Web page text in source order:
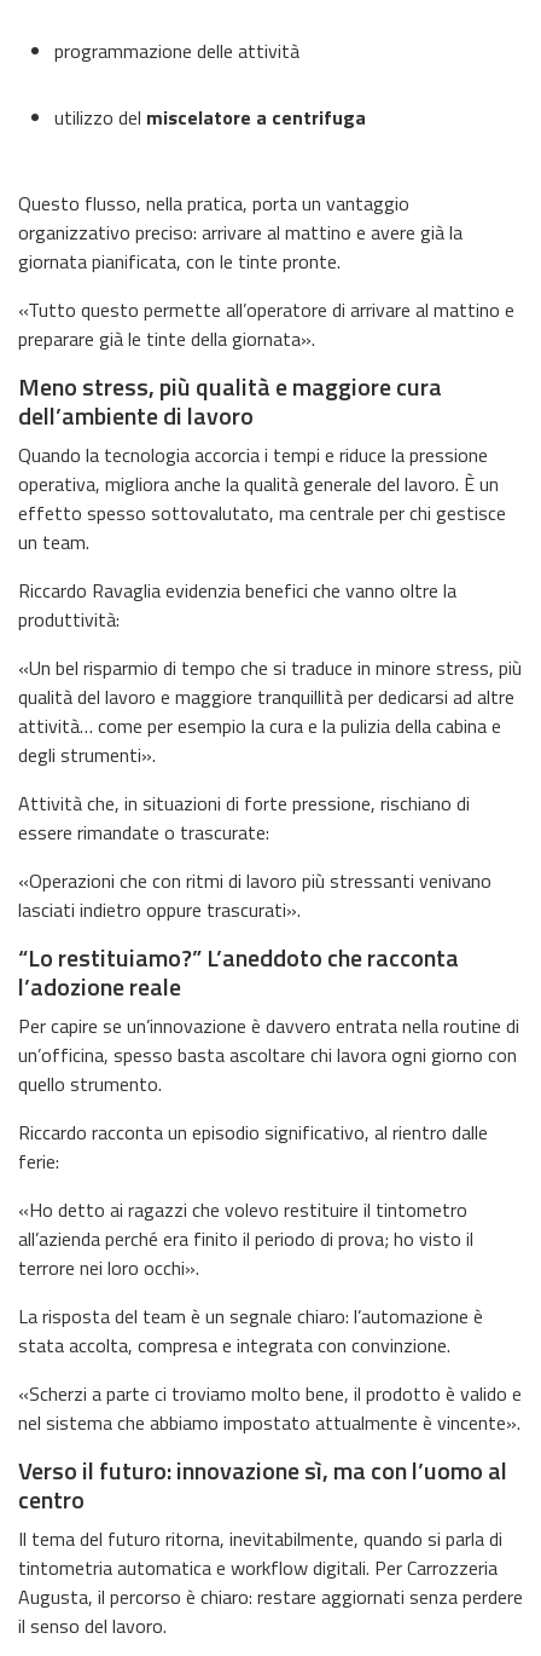
programmazione delle attività
utilizzo del miscelatore a centrifuga
Questo flusso, nella pratica, porta un vantaggio
organizzativo preciso: arrivare al mattino e avere già la
giornata pianificata, con le tinte pronte.
«Tutto questo permette all’operatore di arrivare al mattino e
preparare già le tinte della giornata».
Meno stress, più qualità e maggiore cura
dell’ambiente di lavoro
Quando la tecnologia accorcia i tempi e riduce la pressione
operativa, migliora anche la qualità generale del lavoro. È un
effetto spesso sottovalutato, ma centrale per chi gestisce
un team.
Riccardo Ravaglia evidenzia benefici che vanno oltre la
produttività:
«Un bel risparmio di tempo che si traduce in minore stress, più
qualità del lavoro e maggiore tranquillità per dedicarsi ad altre
attività… come per esempio la cura e la pulizia della cabina e
degli strumenti».
Attività che, in situazioni di forte pressione, rischiano di
essere rimandate o trascurate:
«Operazioni che con ritmi di lavoro più stressanti venivano
lasciati indietro oppure trascurati».
“Lo restituiamo?” L’aneddoto che racconta
l’adozione reale
Per capire se un’innovazione è davvero entrata nella routine di
un’officina, spesso basta ascoltare chi lavora ogni giorno con
quello strumento.
Riccardo racconta un episodio significativo, al rientro dalle
ferie:
«Ho detto ai ragazzi che volevo restituire il tintometro
all’azienda perché era finito il periodo di prova; ho visto il
terrore nei loro occhi».
La risposta del team è un segnale chiaro: l’automazione è
stata accolta, compresa e integrata con convinzione.
«Scherzi a parte ci troviamo molto bene, il prodotto è valido e
nel sistema che abbiamo impostato attualmente è vincente».
Verso il futuro: innovazione sì, ma con l’uomo al
centro
Il tema del futuro ritorna, inevitabilmente, quando si parla di
tintometria automatica e workflow digitali. Per Carrozzeria
Augusta, il percorso è chiaro: restare aggiornati senza perdere
il senso del lavoro.